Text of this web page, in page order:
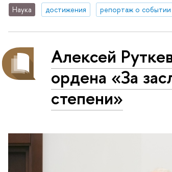
Наука достижения репортаж о событии
Алексей
ордена «За
степени»